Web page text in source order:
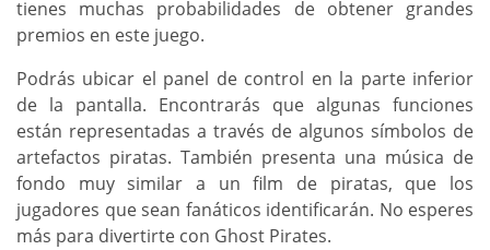
tienes muchas probabilidades de obtener grandes
premios en este juego.
Podrás ubicar el panel de control en la parte inferior
de la pantalla. Encontrarás que algunas funciones
están representadas a través de algunos símbolos de
artefactos piratas. También presenta una música de
fondo muy similar a un film de piratas, que los
jugadores que sean fanáticos identificarán. No esperes
más para divertirte con Ghost Pirates.